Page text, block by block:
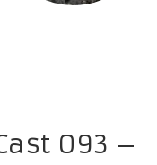
093 –